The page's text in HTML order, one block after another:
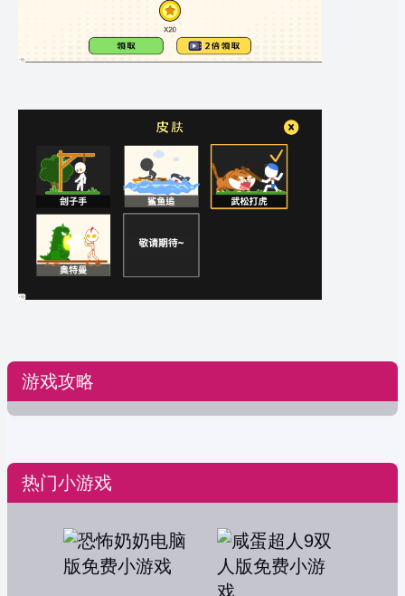
游戏攻略
热门小游戏